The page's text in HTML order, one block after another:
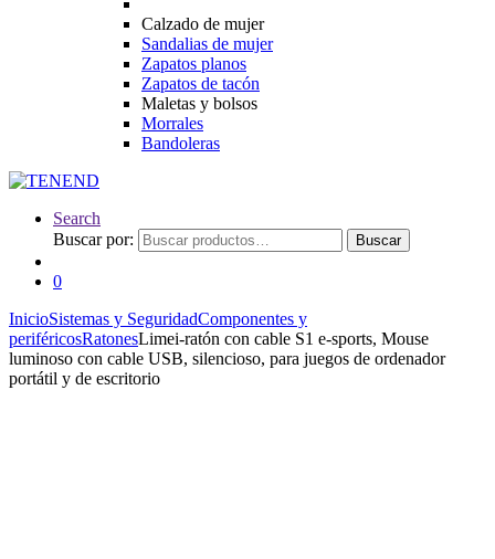
Calzado de mujer
Sandalias de mujer
Zapatos planos
Zapatos de tacón
Maletas y bolsos
Morrales
Bandoleras
Search
Buscar por:
Buscar
0
InicioSistemas y SeguridadComponentes y
periféricosRatonesLimei-ratón con cable S1 e-sports, Mouse
luminoso con cable USB, silencioso, para juegos de ordenador
portátil y de escritorio